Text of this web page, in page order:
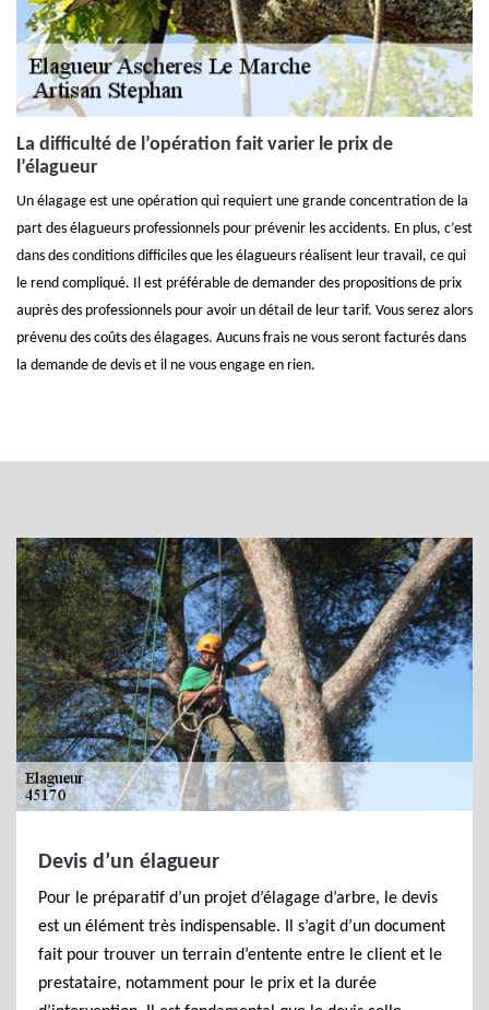
La difficulté de l’opération fait varier le prix de
l’élagueur
Un élagage est une opération qui requiert une grande concentration de la
part des élagueurs professionnels pour prévenir les accidents. En plus, c’est
dans des conditions difficiles que les élagueurs réalisent leur travail, ce qui
le rend compliqué. Il est préférable de demander des propositions de prix
auprès des professionnels pour avoir un détail de leur tarif. Vous serez alors
prévenu des coûts des élagages. Aucuns frais ne vous seront facturés dans
la demande de devis et il ne vous engage en rien.
Devis d’un élagueur
Pour le préparatif d’un projet d’élagage d’arbre, le devis
est un élément très indispensable. Il s’agit d’un document
fait pour trouver un terrain d’entente entre le client et le
prestataire, notamment pour le prix et la durée